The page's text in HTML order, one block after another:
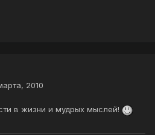
2010
в жизни и мудрых мыслей!